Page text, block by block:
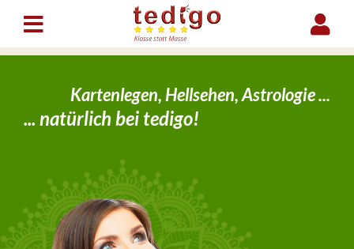
Kartenlegen, Hellsehen, Astrologie ...
... natürlich bei tedigo!